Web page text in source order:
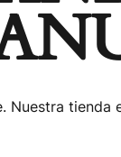
Nuestra